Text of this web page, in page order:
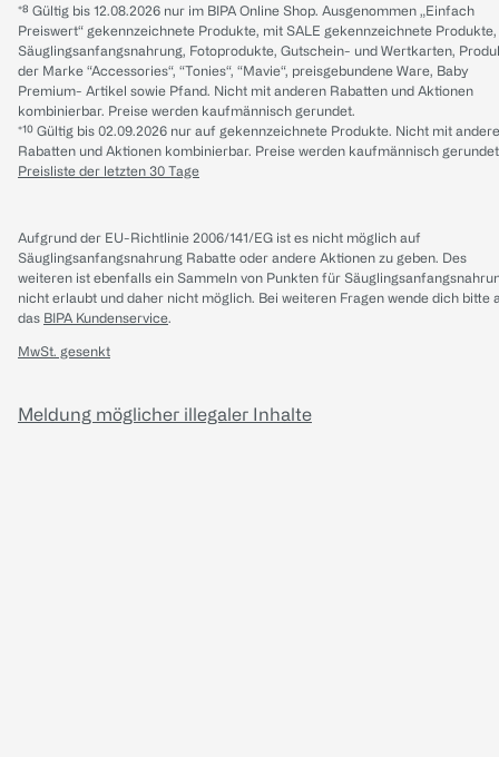
*⁸ Gültig bis 12.08.2026 nur im BIPA Online Shop. Ausgenommen „Einfach
Preiswert“ gekennzeichnete Produkte, mit SALE gekennzeichnete Produkte,
Säuglingsanfangsnahrung, Fotoprodukte, Gutschein- und Wertkarten,
der Marke “Accessories“, “Tonies“, “Mavie“, preisgebundene Ware, Baby
Premium- Artikel sowie Pfand. Nicht mit anderen Rabatten und Aktionen
kombinierbar. Preise werden kaufmännisch gerundet.
*¹⁰ Gültig bis 02.09.2026 nur auf gekennzeichnete Produkte. Nicht mit
Rabatten und Aktionen kombinierbar. Preise werden kaufmännisch
Preisliste der letzten 30 Tage
Aufgrund der EU-Richtlinie 2006/141/EG ist es nicht möglich auf
Säuglingsanfangsnahrung Rabatte oder andere Aktionen zu geben. Des
weiteren ist ebenfalls ein Sammeln von Punkten für
nicht erlaubt und daher nicht möglich. Bei weiteren Fragen wende dich bitte
das BIPA Kundenservice.
MwSt. gesenkt
Meldung möglicher illegaler Inhalte